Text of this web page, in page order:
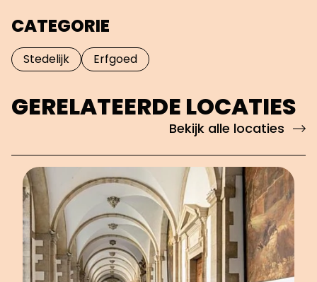
CATEGORIE
Stedelijk Erfgoed
GERELATEERDE LOCATIES
Bekijk alle locaties